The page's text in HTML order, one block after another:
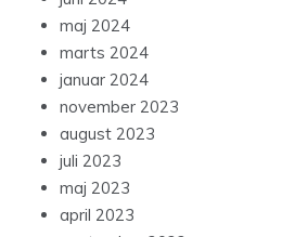
maj 2024
marts 2024
januar 2024
november 2023
august 2023
juli 2023
maj 2023
april 2023